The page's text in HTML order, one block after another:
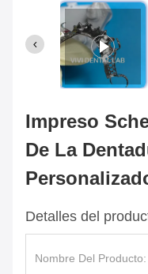
Impreso
De La
Detalles del
Nombre Del Producto: